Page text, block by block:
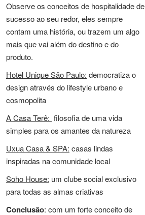
Observe os conceitos de hospitalidade de
sucesso ao seu redor, eles sempre
contam uma história, ou trazem um algo
mais que vai além do destino e do
produto.
Hotel Unique São Paulo: democratiza o
design através do lifestyle urbano e
cosmopolita
A Casa Terê: filosofia de uma vida
simples para os amantes da natureza
Uxua Casa & SPA: casas lindas
inspiradas na comunidade local
Soho House: um clube social exclusivo
para todas as almas criativas
Conclusão: com um forte conceito de